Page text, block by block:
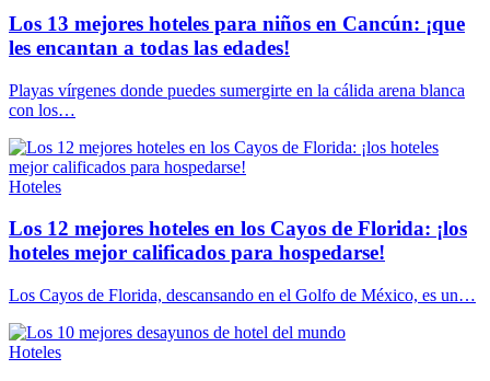
Los 13 mejores hoteles para niños en Cancún: ¡que
les encantan a todas las edades!
Playas vírgenes donde puedes sumergirte en la cálida arena blanca
con los…
Hoteles
Los 12 mejores hoteles en los Cayos de Florida: ¡los
hoteles mejor calificados para hospedarse!
Los Cayos de Florida, descansando en el Golfo de México, es un…
Hoteles